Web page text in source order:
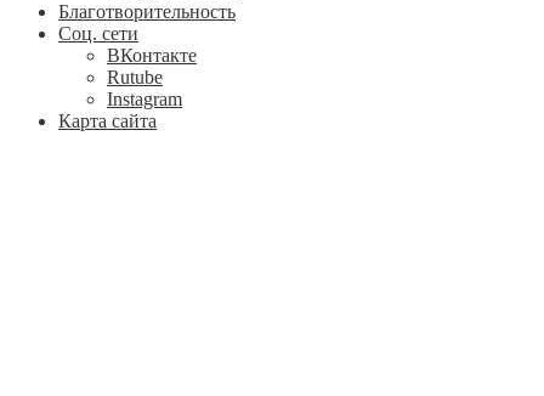
Благотворительность
Соц. сети
ВКонтакте
Rutube
Instagram
Карта сайта